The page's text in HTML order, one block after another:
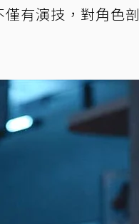
有演技，對角色剖